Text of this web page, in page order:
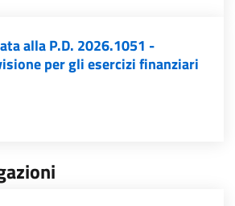
alla P.D. 2026.1051 -
per gli esercizi finanziari